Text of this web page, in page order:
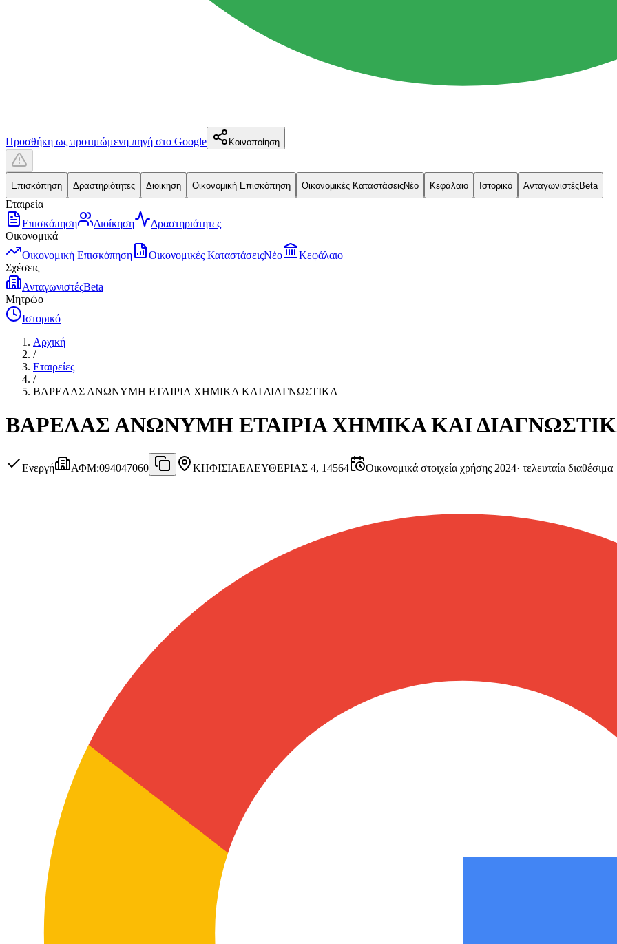
Προσθήκη ως προτιμώμενη πηγή στο Google Κοινοποίηση
Επισκόπηση Δραστηριότητες Διοίκηση Οικονομική Επισκόπηση Οικονομικές ΚαταστάσειςΝέο Κεφάλαιο Ιστορικό ΑνταγωνιστέςBeta
Εταιρεία
Επισκόπηση
Διοίκηση
Δραστηριότητες
Οικονομικά
Οικονομική Επισκόπηση
Οικονομικές ΚαταστάσειςΝέο
Κεφάλαιο
Σχέσεις
ΑνταγωνιστέςBeta
Μητρώο
Ιστορικό
Αρχική
/
Εταιρείες
/
ΒΑΡΕΛΑΣ ΑΝΩΝΥΜΗ ΕΤΑΙΡΙΑ ΧΗΜΙΚΑ ΚΑΙ ΔΙΑΓΝΩΣΤΙΚΑ
ΒΑΡΕΛΑΣ ΑΝΩΝΥΜΗ ΕΤΑΙΡΙΑ ΧΗΜΙΚΑ ΚΑΙ
Ενεργή ΑΦΜ:094047060 ΚΗΦΙΣΙΑΕΛΕΥΘΕΡΙΑΣ 4, 14564 Οικονομικά στοιχεία χρήσης 2024· τελευταία διαθέσιμα